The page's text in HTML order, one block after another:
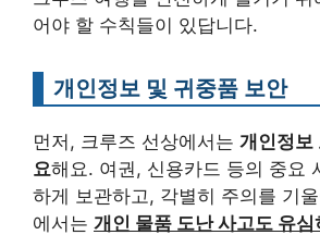
어야 할 수칙들이 있답니다.
개인정보 및 귀중품 보안
먼저, 크루즈 선상에서는 개인정보
요해요. 여권, 신용카드 등의 중요
하게 보관하고, 각별히 주의를 기
에서는 개인 물품 도난 사고도 유